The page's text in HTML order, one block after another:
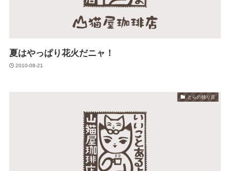
夏はやっぱり花火だニャ！
2010-08-21
とらの独り言